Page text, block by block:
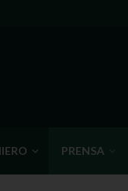
PRENSA